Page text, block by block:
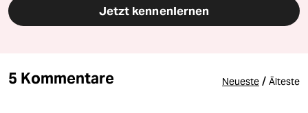
Jetzt kennenlernen
5 Kommentare Neueste / Älteste